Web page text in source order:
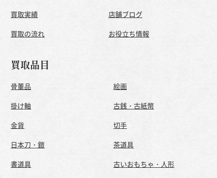
買取実績
買取の流れ
店舗ブログ
お役立ち情報
買取品目
骨董品
絵画
掛け軸
古銭・古紙幣
金貨
切手
日本刀・鎧
茶道具
書道具
古いおもちゃ・人形